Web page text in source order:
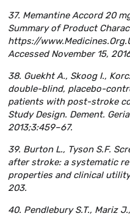
37. Memantine Accord 20
Summary of Product
https://
Accessed November 15,
38. Guekht A., Skoog I.,
double-blind, placebo-
patients with post-stroke
Study Design. Dement.
2013;3:459–67.
39. Burton L., Tyson S.F.
after stroke: a systematic
properties and clinical
203.
40. Pendlebury S.T., Mariz